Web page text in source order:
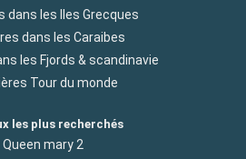
dans les Iles Grecques
dans les Caraibes
les Fjords & scandinavie
Tour du monde
les plus recherchés
Queen mary 2